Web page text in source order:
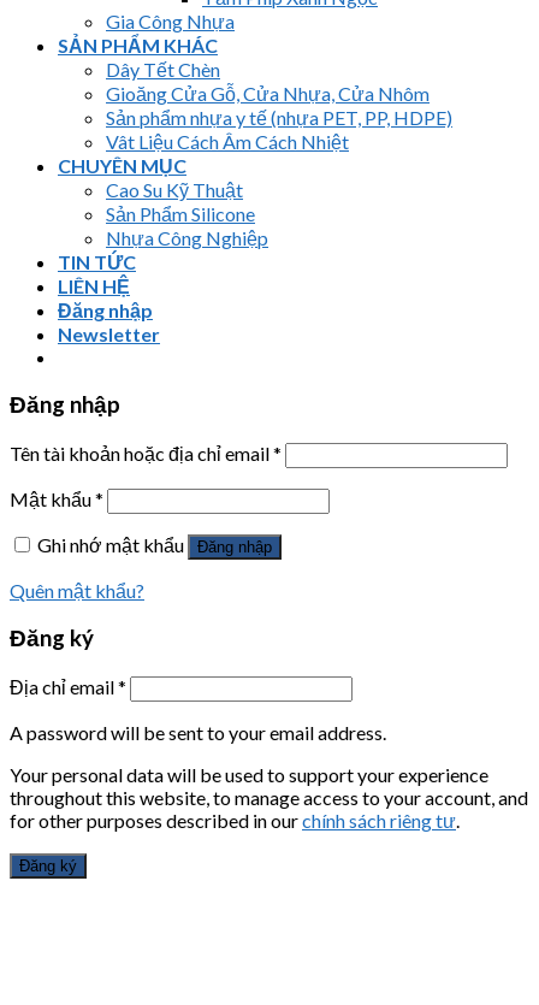
Gia Công Nhựa
SẢN PHẨM KHÁC
Dây Tết Chèn
Gioăng Cửa Gỗ, Cửa Nhựa, Cửa Nhôm
Sản phẩm nhựa y tế (nhựa PET, PP, HDPE)
Vât Liệu Cách Âm Cách Nhiệt
CHUYÊN MỤC
Cao Su Kỹ Thuật
Sản Phẩm Silicone
Nhựa Công Nghiệp
TIN TỨC
LIÊN HỆ
Đăng nhập
Newsletter
Đăng nhập
Tên tài khoản hoặc địa chỉ email*
Mật khẩu*
Ghi nhớ mật khẩu
Đăng nhập
Quên mật khẩu?
Đăng ký
Địa chỉ email*
A password will be sent to your email address.
Your personal data will be used to support your experience
throughout this website, to manage access to your account, and
for other purposes described in ourchính sách riêng tư.
Đăng ký